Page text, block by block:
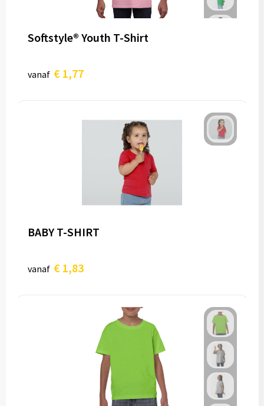
Softstyle® Youth T-Shirt
vanaf € 1,77
BABY T-SHIRT
vanaf € 1,83